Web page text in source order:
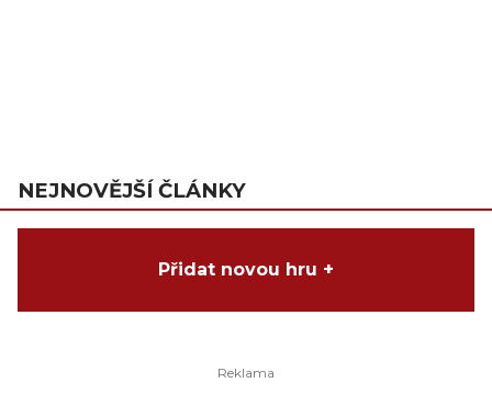
NEJNOVĚJŠÍ ČLÁNKY
Přidat novou hru +